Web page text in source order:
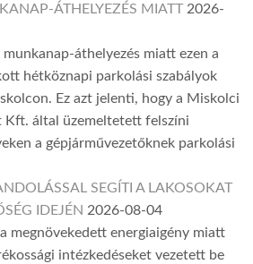
ÁTHELYEZÉS MIATT 2026-
áthelyezés miatt ezen a
hétköznapi parkolási szabályok
Ez azt jelenti, hogy a Miskolci
Kft. által üzemeltetett felszíni
a gépjárművezetőknek parkolási
SEGÍTI A LAKOSOKAT
IDEJÉN 2026-08-04
megnövekedett energiaigény miatt
intézkedéseket vezetett be